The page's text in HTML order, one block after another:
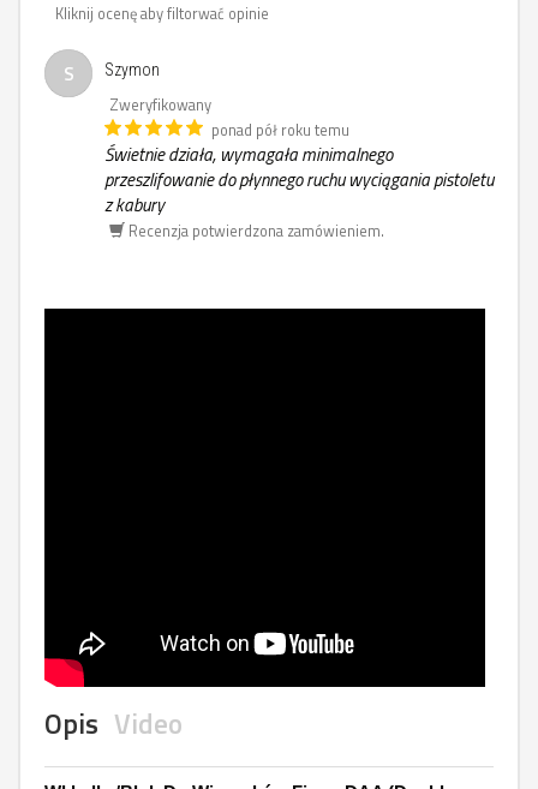
Kliknij ocenę aby filtorwać opinie
S Szymon
Zweryfikowany
ponad pół roku temu
Świetnie działa, wymagała minimalnego
przeszlifowanie do płynnego ruchu wyciągania pistoletu
z kabury
Recenzja potwierdzona zamówieniem.
Opis Video